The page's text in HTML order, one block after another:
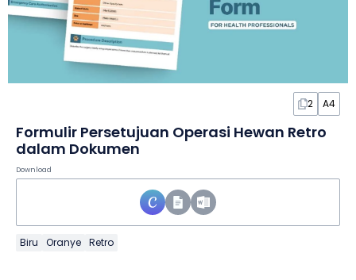
2 A4
Formulir Persetujuan Operasi Hewan Retro
dalam Dokumen
Download
Biru Oranye Retro